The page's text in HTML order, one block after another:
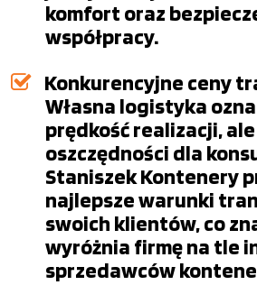
komfort oraz
współpracy.
Konkurencyjne ceny
Własna logistyka
prędkość realizacji,
oszczędności dla
Staniszek Kontenery
najlepsze warunki
swoich klientów, co
wyróżnia firmę na tle
sprzedawców